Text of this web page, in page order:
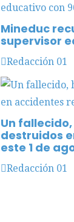
Mineduc
supervisor
Redacción 01
Un
destruidos
este 1 de
Redacción 01